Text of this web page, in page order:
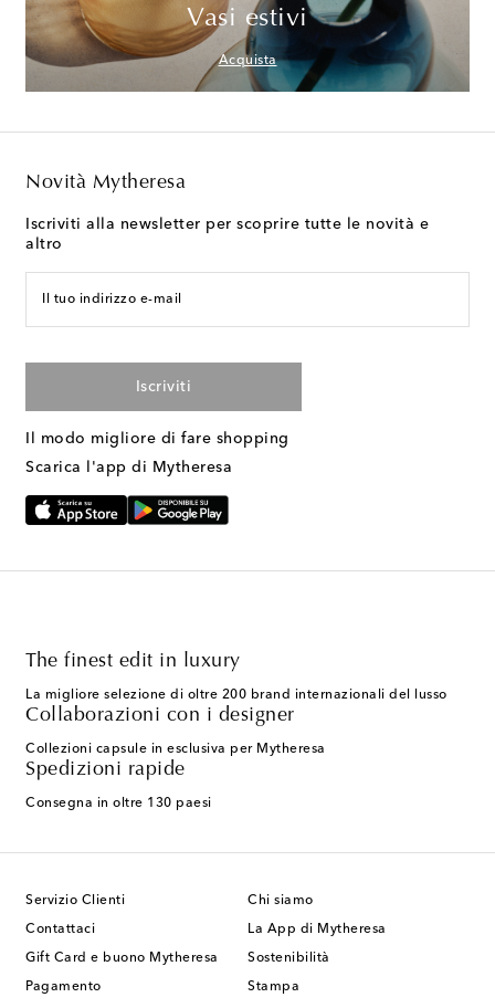
Vasi estivi
Acquista
Novità Mytheresa
Iscriviti alla newsletter per scoprire tutte le novità e
altro
Il tuo indirizzo e-mail
Iscriviti
Il modo migliore di fare shopping
Scarica l'app di Mytheresa
The finest edit in luxury
La migliore selezione di oltre 200 brand internazionali del lusso
Collaborazioni con i designer
Collezioni capsule in esclusiva per Mytheresa
Spedizioni rapide
Consegna in oltre 130 paesi
Servizio Clienti
Contattaci
Gift Card e buono Mytheresa
Pagamento
Chi siamo
La App di Mytheresa
Sostenibilità
Stampa